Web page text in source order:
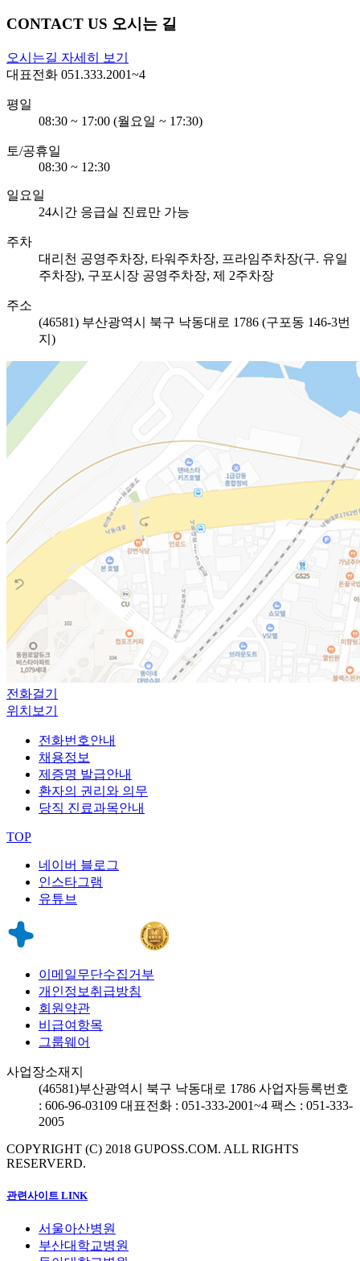
CONTACT US 오시는 길
오시는길 자세히 보기
대표전화 051.333.2001~4
평일
08:30 ~ 17:00 (월요일 ~ 17:30)
토/공휴일
08:30 ~ 12:30
일요일
24시간 응급실 진료만 가능
주차
대리천 공영주차장, 타워주차장, 프라임주차장(구. 유일
주차장), 구포시장 공영주차장, 제 2주차장
주소
(46581) 부산광역시 북구 낙동대로 1786 (구포동 146-3번
지)
전화걸기
위치보기
전화번호안내
채용정보
제증명 발급안내
환자의 권리와 의무
당직 진료과목안내
TOP
네이버 블로그
인스타그램
유튜브
이메일무단수집거부
개인정보취급방침
회원약관
비급여항목
그룹웨어
사업장소재지
(46581)부산광역시 북구 낙동대로 1786 사업자등록번호
: 606-96-03109 대표전화 : 051-333-2001~4 팩스 : 051-333-
2005
COPYRIGHT (C) 2018 GUPOSS.COM. ALL RIGHTS
RESERVERD.
관련사이트 LINK
서울아산병원
부산대학교병원